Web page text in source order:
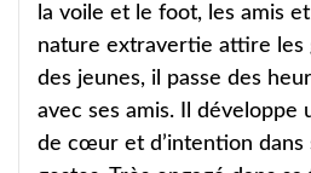
la voile et le foot, les amis
nature extravertie attire les
des jeunes, il passe des
avec ses amis. Il développe
de cœur et d’intention dans